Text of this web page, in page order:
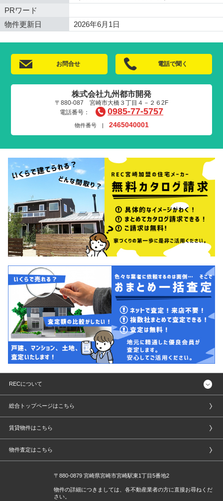
PRワード
物件更新日
2026年6月1日
お問合せ 電話で聞く
株式会社九州都市開発
〒880-087 宮崎市大橋３丁目４－２６2F
電話番号：
0985-77-5757
物件番号 | 2465040001
RECについて
総合トップページはこちら
賃貸物件はこちら
物件査定はこちら
〒880-0879 宮崎県宮崎市宮崎駅東1丁目5番地2
物件の詳細につきましては、各不動産業者の方に直接お尋ねくだ
さい。